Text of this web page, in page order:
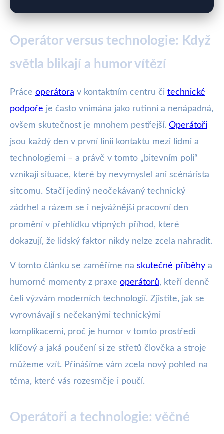
Operátor versus technologie: Když
světla blikají a humor vítězí
Práce operátora v kontaktním centru či technické
podpoře je často vnímána jako rutinní a nenápadná,
ovšem skutečnost je mnohem pestřejší. Operátoři
jsou každý den v první linii kontaktu mezi lidmi a
technologiemi – a právě v tomto „bitevním poli“
vznikají situace, které by nevymyslel ani scénárista
sitcomu. Stačí jediný neočekávaný technický
zádrhel a rázem se i nejvážnější pracovní den
promění v přehlídku vtipných příhod, které
dokazují, že lidský faktor nikdy nelze zcela nahradit.
V tomto článku se zaměříme na skutečné příběhy a
humorné momenty z praxe operátorů, kteří denně
čelí výzvám moderních technologií. Zjistíte, jak se
vyrovnávají s nečekanými technickými
komplikacemi, proč je humor v tomto prostředí
klíčový a jaká poučení si ze střetů člověka a stroje
můžeme vzít. Přinášíme vám zcela nový pohled na
téma, které vás rozesměje i poučí.
Operátoři a technologie: věčné